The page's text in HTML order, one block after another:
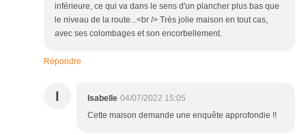
inférieure, ce qui va dans le sens d'un plancher plus bas que
le niveau de la route...<br /> Très jolie maison en tout cas,
avec ses colombages et son encorbellement.
Répondre
I Isabelle 04/07/2022 15:05
Cette maison demande une enquête approfondie !!